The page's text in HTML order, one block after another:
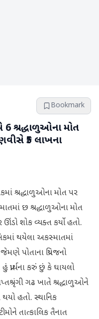
Bookmark
6 શ્રદ્ધાળુઓના મોત
₹5 લાખના
શ્રદ્ધાળુઓના મોત પર
છ શ્રદ્ધાળુઓના મોત
શોક વ્યક્ત કર્યો હતો.
થયેલા અકસ્માતમાં
પોતાના પ્રિયજનો
કરું છું કે ઘાયલો
ગઢ ખાતે શ્રદ્ધાળુઓને
હતો. સ્થાનિક
તાત્કાલિક તૈનાત